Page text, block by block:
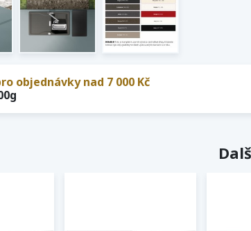
objednávky nad 7 000 Kč